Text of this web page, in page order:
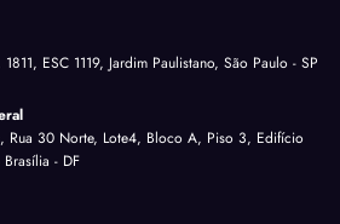
ESC 1119, Jardim Paulistano, São Paulo - SP
Rua 30 Norte, Lote4, Bloco A, Piso 3, Edifício
- DF